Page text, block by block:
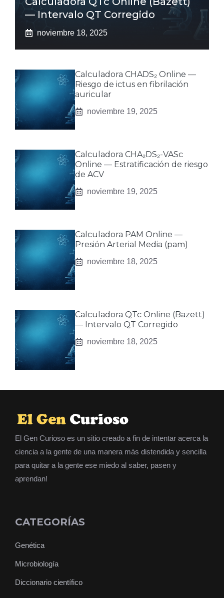
— Intervalo QT Corregido
noviembre 18, 2025
Calculadora CHADS₂ Online —
Riesgo de ictus en fibrilación
auricular
noviembre 19, 2025
Calculadora CHA₂DS₂-VASc
Online — Estratificación de riesgo
de ACV
noviembre 19, 2025
Calculadora PAM Online —
Presión Arterial Media (pam)
noviembre 18, 2025
Calculadora QTc Online (Bazett)
— Intervalo QT Corregido
noviembre 18, 2025
El Gen Curioso es un sitio creado a fin de intentar acerca la
ciencia a la gente de una manera más distendida y sencilla
para quitar a la gente ese miedo al saber, pasen y
aprendan!
CATEGORÍAS
Genética
Microbiología
Diccionario científico